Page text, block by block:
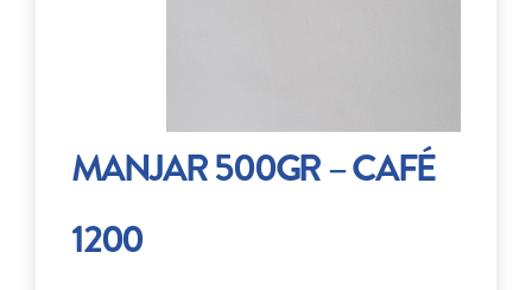
MANJAR 500GR – CAFÉ
1200